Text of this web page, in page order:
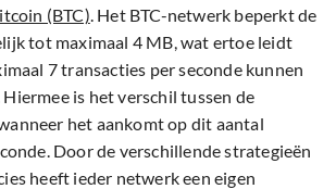
(BTC). Het BTC-netwerk beperkt de
tot maximaal 4 MB, wat ertoe leidt
7 transacties per seconde kunnen
is het verschil tussen de
het aankomt op dit aantal
Door de verschillende strategieën
heeft ieder netwerk een eigen